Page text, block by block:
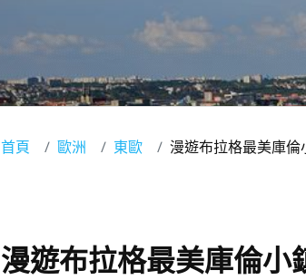
首頁 歐洲 東歐 漫遊布拉格最美庫倫
漫遊布拉格最美庫倫小